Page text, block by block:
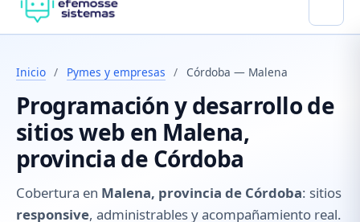
Inicio / Pymes y empresas / Córdoba — Malena
Programación y desarrollo de
sitios web en Malena,
provincia de Córdoba
Cobertura en Malena, provincia de Córdoba: sitios
responsive, administrables y acompañamiento real.